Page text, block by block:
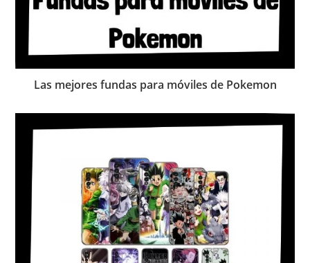
Las mejores fundas para móviles de Pokemon